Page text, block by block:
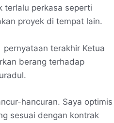
terlalu perkasa seperti
proyek di tempat lain.
terakhir Ketua
berang terhadap
hancuran. Saya optimis
sesuai dengan kontrak